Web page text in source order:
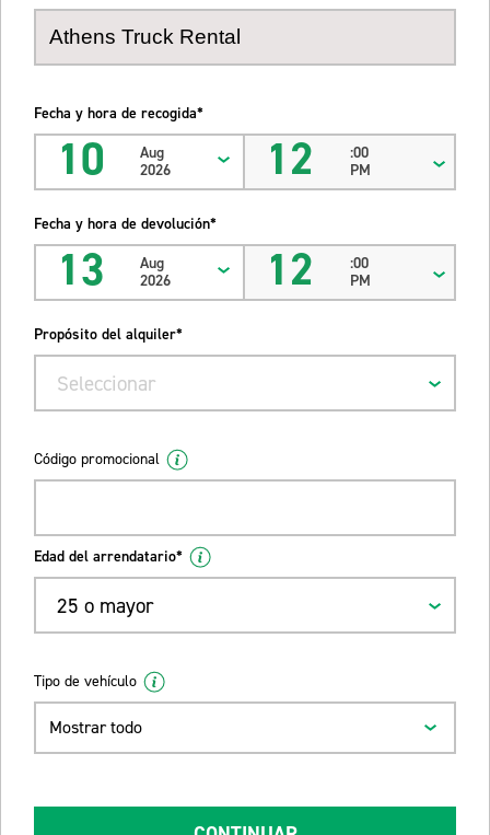
Fecha y hora de recogida*
10
Aug
2026
12
:00
PM
Fecha y hora de devolución*
13
Aug
2026
12
:00
PM
Propósito del alquiler*
Seleccionar
Código promocional
Edad del arrendatario*
25 o mayor
Tipo de vehículo
Mostrar todo